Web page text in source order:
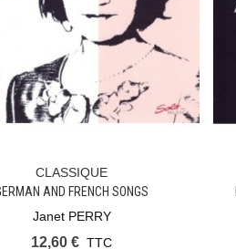
Ajouter Au Panier
CLASSIQUE
AND FRENCH SONGS
Janet PERRY
12,60 € TTC